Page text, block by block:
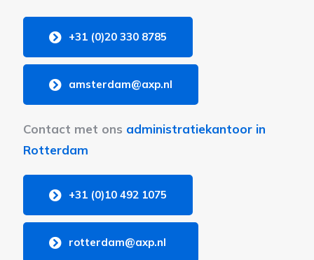
+31 (0)20 330 8785
amsterdam@axp.nl
Contact met ons administratiekantoor in
Rotterdam
+31 (0)10 492 1075
rotterdam@axp.nl